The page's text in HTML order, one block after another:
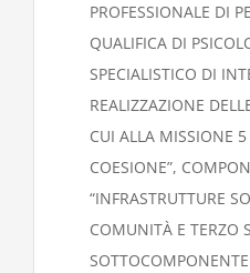
PROFESSIONALE DI
QUALIFICA DI
SPECIALISTICO DI
REALIZZAZIONE
CUI ALLA MISSIONE
COESIONE”,
“INFRASTRUTTURE
COMUNITÀ E TERZO